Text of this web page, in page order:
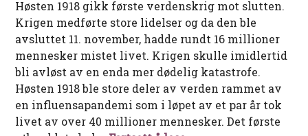
Høsten 1918 gikk første verdenskrig mot slutten.
Krigen medførte store lidelser og da den ble
avsluttet 11. november, hadde rundt 16 millioner
mennesker mistet livet. Krigen skulle imidlertid
bli avløst av en enda mer dødelig katastrofe.
Høsten 1918 ble store deler av verden rammet av
en influensapandemi som i løpet av et par år tok
livet av over 40 millioner mennesker. Det første